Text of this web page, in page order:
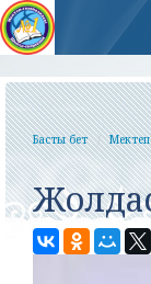
Басты бет